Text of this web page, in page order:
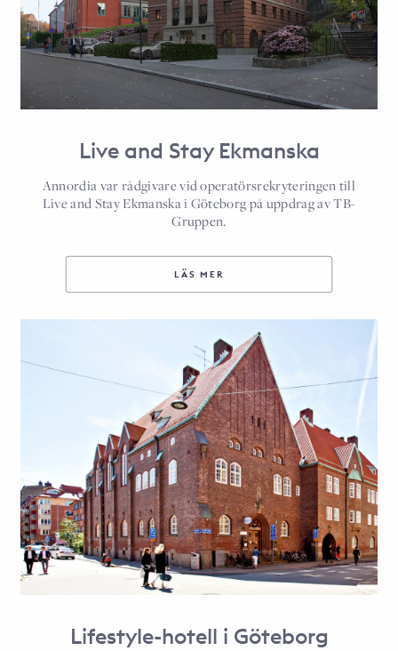
Live and Stay Ekmanska
Annordia var rådgivare vid operatörsrekryteringen till
Live and Stay Ekmanska i Göteborg på uppdrag av TB-
Gruppen.
LÄS MER
Lifestyle-hotell i Göteborg